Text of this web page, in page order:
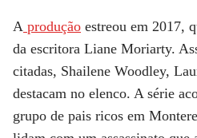
A produção estreou em 2017,
da escritora Liane Moriarty.
citadas, Shailene Woodley,
destacam no elenco. A série
grupo de pais ricos em